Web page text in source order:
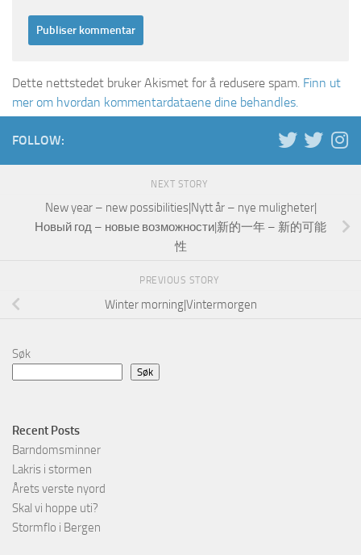
Dette nettstedet bruker Akismet for å redusere spam. Finn ut
mer om hvordan kommentardataene dine behandles.
FOLLOW:
NEXT STORY
New year – new possibilities|Nytt år – nye muligheter|
Новый год – новые возможности|新的一年 – 新的可能
性
PREVIOUS STORY
Winter morning|Vintermorgen
Søk
Søk
Recent Posts
Barndomsminner
Lakris i stormen
Årets verste nyord
Skal vi hoppe uti?
Stormflo i Bergen